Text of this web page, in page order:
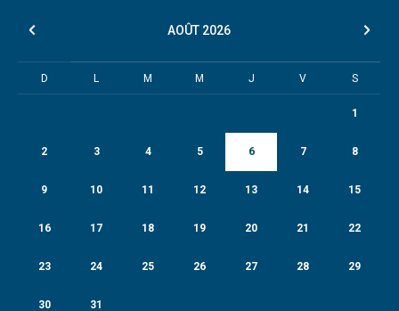
AOÛT 2026
D L M M J V S
1
2 3 4 5 6 7 8
9 10 11 12 13 14 15
16 17 18 19 20 21 22
23 24 25 26 27 28 29
30 31